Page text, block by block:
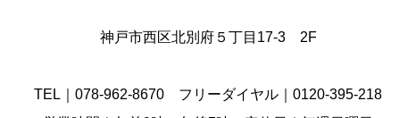
神戸市西区北別府５丁目17-3 2F
TEL｜078-962-8670 フリーダイヤル｜0120-395-218